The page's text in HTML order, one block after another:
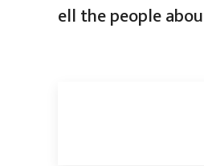
ell the people